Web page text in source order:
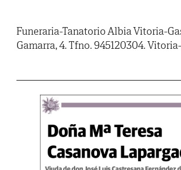
Funeraria-Tanatorio Albia Vitoria-
Gamarra, 4. Tfno. 945120304.